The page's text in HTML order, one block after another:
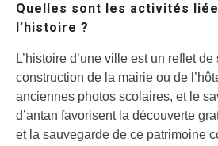
Quelles sont les activités
l’histoire ?
L’histoire d’une ville est un reflet
construction de la mairie ou de
anciennes photos scolaires, et le
d’antan favorisent la découverte
et la sauvegarde de ce patrimoine